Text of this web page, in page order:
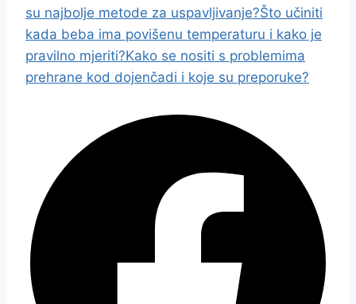
su najbolje metode za uspavljivanje?Što učiniti
kada beba ima povišenu temperaturu i kako je
pravilno mjeriti?Kako se nositi s problemima
prehrane kod dojenčadi i koje su preporuke?